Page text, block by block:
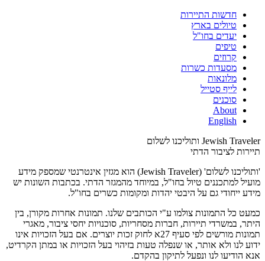
חדשות התיירות
טיולים בארץ
יעדים בחו"ל
טיפים
קרוזים
מסעדות כשרות
מלונאות
לייף סטייל
סוכנים
About
English
Jewish Traveler ותוליכנו לשלום
תיירות לציבור הדתי
'ותוליכנו לשלום' (Jewish Traveler) הוא מגזין אינטרנטי שמספק מידע
מועיל למתכננים טיול בחו"ל, במיוחד מהמגזר הדתי. בכתבות השונות יש
מידע ייחודי גם על היבטי יהדות ומקומות כשרים בחו"ל.
כמעט כל התמונות צולמו ע"י הכותבים שלנו. תמונות אחרות מקורן, בין
היתר, במשרדי תיירות, חברות מסחריות, סוכנויות יחסי ציבור, מאגרי
תמונות מורשים לפי סעיף 27א לחוק זכות יוצרים. אם בעל הזכויות אינו
ידוע לנו ולא אותר, או שנפלה טעות בזיהוי בעל הזכויות או במתן הקרדיט,
אנא הודיעו לנו ונפעל לתיקון בהקדם.